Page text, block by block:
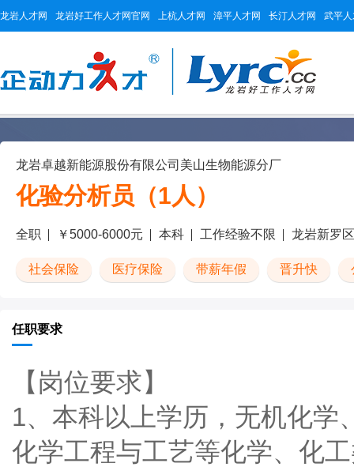
龙岩人才网 龙岩好工作人才网官网 上杭人才网 漳平人才网 长汀人才网 武平
龙岩卓越新能源股份有限公司美山生物能源分厂
化验分析员（1人）
全职 ￥5000-6000元 本科 工作经验不限 龙岩新罗区
社会保险 医疗保险 带薪年假 晋升快
任职要求
【岗位要求】
1、本科以上学历，无机化学
化学工程与工艺等化学、化